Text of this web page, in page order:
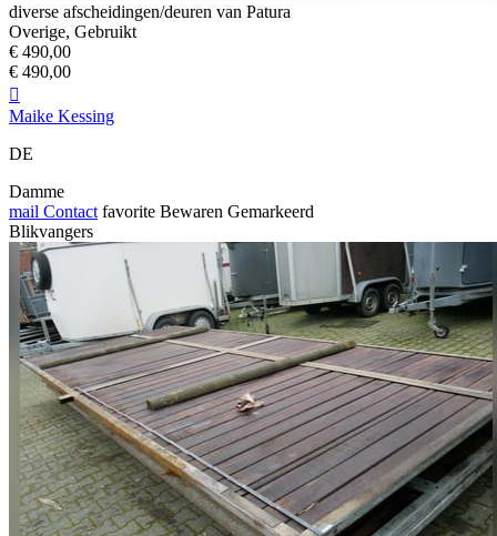
diverse afscheidingen/deuren van Patura
Overige, Gebruikt
€ 490,00
€ 490,00

Maike Kessing
DE
Damme
mail Contact favorite Bewaren Gemarkeerd
Blikvangers